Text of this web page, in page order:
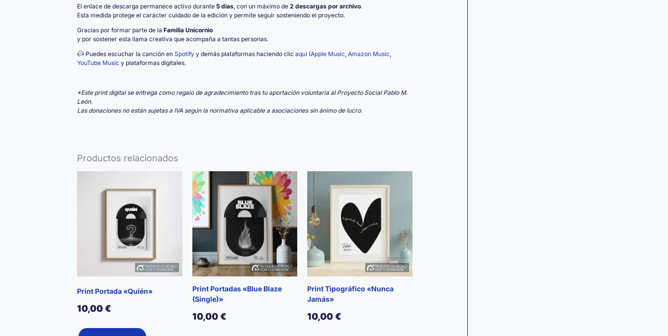
El enlace de descarga permanece activo durante 5 días, con un máximo de 2 descargas por archivo.
Esta medida protege el carácter cuidado de la edición y permite seguir sosteniendo el proyecto.
Gracias por formar parte de la Familia Unicornio
y por sostener esta llama creativa que acompaña a tantas personas.
Puedes escuchar la canción en Spotifyy demás plataformas haciendo clic aquí(Apple Music Amazon Music
YouTube Music y plataformas digitales.
*Este print digital se entrega como regalo de agradecimiento tras tu aportación voluntaria al Proyecto Social Pablo M.
León.
Las donaciones no están sujetas a IVA según la normativa aplicable a asociaciones sin ánimo de lucro.
Productos relacionados
Print Portada «Quién»
10,00€
Print Portadas «Blue Blaze
(Single)»
10,00€
Print Tipográfico «Nunca
Jamás»
10,00€